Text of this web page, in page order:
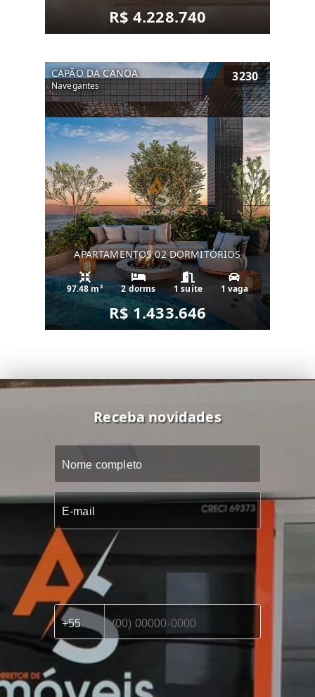
R$ 4.228.740
CAPÃO DA CANOA
Navegantes
3230
APARTAMENTOS 02 DORMITÓRIOS
97.48 m² 2 dorms 1 suíte 1 vaga
R$ 1.433.646
Receba novidades